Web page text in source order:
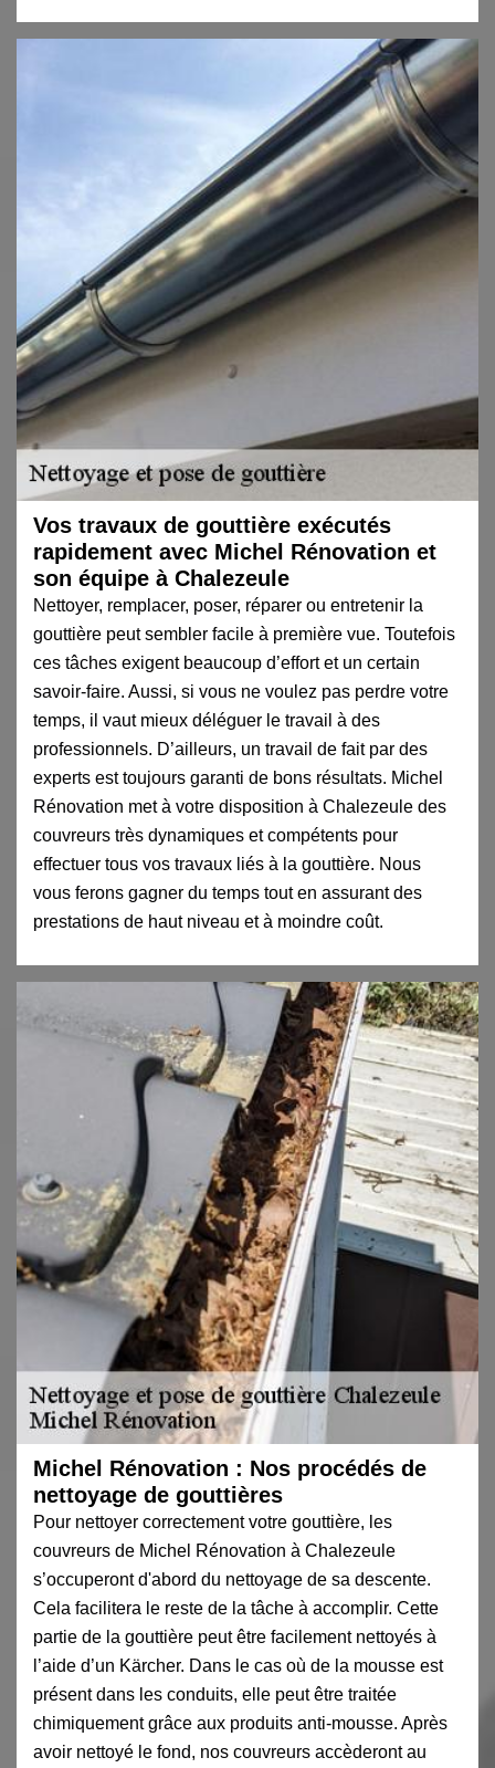
Vos travaux de gouttière exécutés
rapidement avec Michel Rénovation et
son équipe à Chalezeule
Nettoyer, remplacer, poser, réparer ou entretenir la
gouttière peut sembler facile à première vue. Toutefois
ces tâches exigent beaucoup d’effort et un certain
savoir-faire. Aussi, si vous ne voulez pas perdre votre
temps, il vaut mieux déléguer le travail à des
professionnels. D’ailleurs, un travail de fait par des
experts est toujours garanti de bons résultats. Michel
Rénovation met à votre disposition à Chalezeule des
couvreurs très dynamiques et compétents pour
effectuer tous vos travaux liés à la gouttière. Nous
vous ferons gagner du temps tout en assurant des
prestations de haut niveau et à moindre coût.
Michel Rénovation : Nos procédés de
nettoyage de gouttières
Pour nettoyer correctement votre gouttière, les
couvreurs de Michel Rénovation à Chalezeule
s’occuperont d'abord du nettoyage de sa descente.
Cela facilitera le reste de la tâche à accomplir. Cette
partie de la gouttière peut être facilement nettoyés à
l’aide d’un Kärcher. Dans le cas où de la mousse est
présent dans les conduits, elle peut être traitée
chimiquement grâce aux produits anti-mousse. Après
avoir nettoyé le fond, nos couvreurs accèderont au